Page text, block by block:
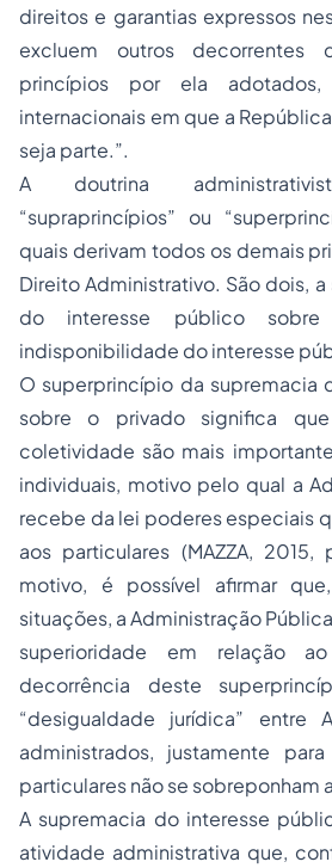
direitos e garantias expressos
excluem outros
princípios por ela
internacionais em que a
seja parte.”.
A doutrina
“supraprincípios” ou
quais derivam todos os demais
Direito Administrativo. São dois,
do interesse público
indisponibilidade do interesse
O superprincípio da supremacia
sobre o privado significa
coletividade são mais
individuais, motivo pelo qual a
recebe da lei poderes especiais
aos particulares (MAZZA,
motivo, é possível afirmar
situações, a Administração
superioridade em relação
decorrência deste
“desigualdade jurídica” entre
administrados, justamente
particulares não se sobreponham
A supremacia do interesse
atividade administrativa que,